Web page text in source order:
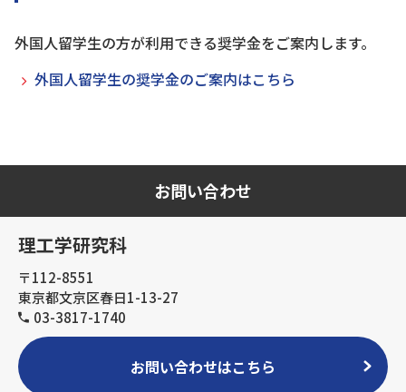
外国人留学生の方が利用できる奨学金をご案内します。
外国人留学生の奨学金のご案内はこちら
お問い合わせ
理工学研究科
〒112-8551
東京都文京区春日1-13-27
03-3817-1740
お問い合わせはこちら